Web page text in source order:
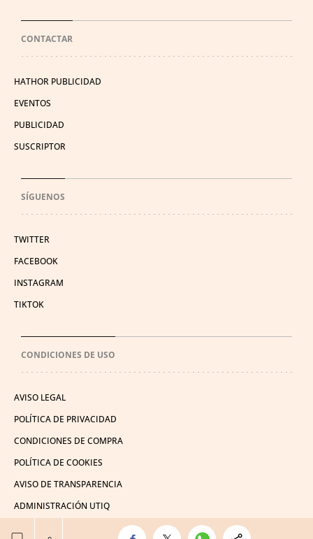
CONTACTAR
HATHOR PUBLICIDAD
EVENTOS
PUBLICIDAD
SUSCRIPTOR
SÍGUENOS
TWITTER
FACEBOOK
INSTAGRAM
TIKTOK
CONDICIONES DE USO
AVISO LEGAL
POLÍTICA DE PRIVACIDAD
CONDICIONES DE COMPRA
POLÍTICA DE COOKIES
AVISO DE TRANSPARENCIA
ADMINISTRACIÓN UTIQ